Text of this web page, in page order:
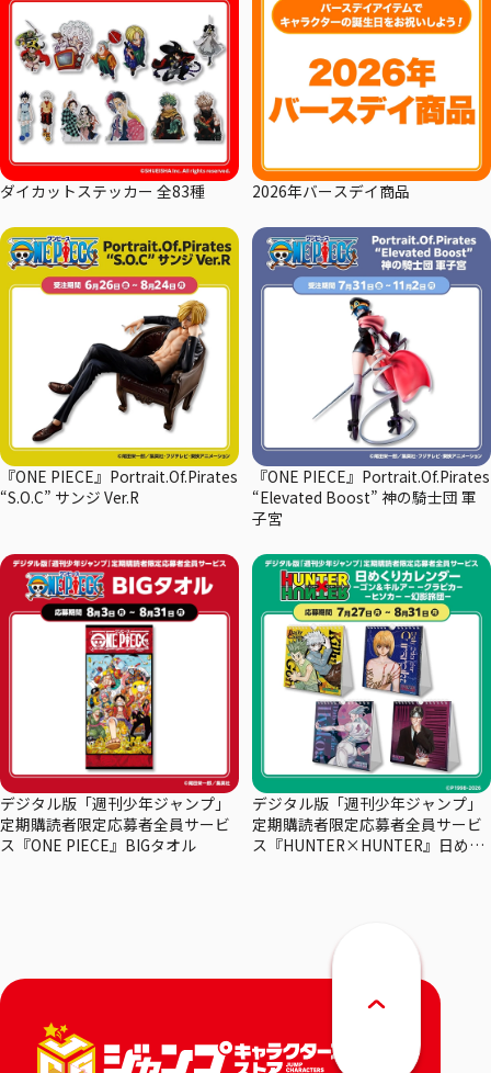
ダイカットステッカー 全83種 2026年バースデイ商品
『ONE PIECE』Portrait.Of.Pirates
“S.O.C” サンジ Ver.R
『ONE PIECE』Portrait.Of.Pirates
“Elevated Boost” 神の騎士団 軍
子宮
デジタル版「週刊少年ジャンプ」
定期購読者限定応募者全員サービ
ス『ONE PIECE』BIGタオル
デジタル版「週刊少年ジャンプ」
定期購読者限定応募者全員サービ
ス『HUNTER×HUNTER』日めく